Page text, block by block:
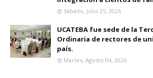
Sábado, Julio 25, 2026
UCATEBA fue sede de la
Ordinaria de rectores de
país.
Martes, Agosto 04, 2026